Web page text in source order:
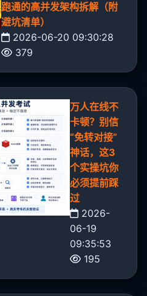
跑通的高并发架构拆解（附
避坑清单）
2026-06-20 09:30:28
379
万人在线不
卡顿？别信
“免转对接”
神话，这3
个实操坑你
必须提前踩
过
2026-
06-19
09:35:53
195